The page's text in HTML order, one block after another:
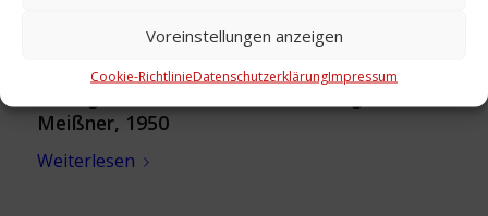
Voreinstellungen anzeigen
Cookie-RichtlinieDatenschutzerklärungImpressum
Meißner, 1950
Weiterlesen